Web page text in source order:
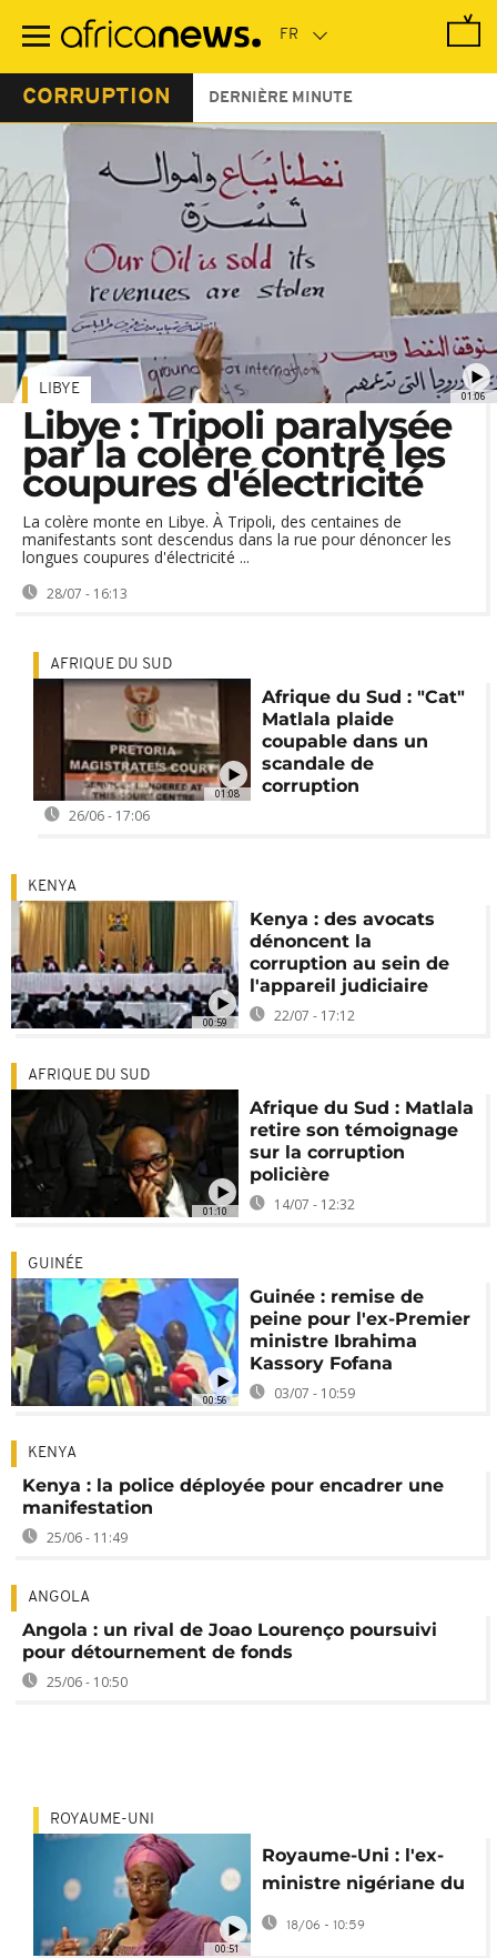
contenu
CORRUPTION DERNIÈRE MINUTE
01:06
LIBYE
Libye : Tripoli paralysée
par la colère contre les
coupures d'électricité
La colère monte en Libye. À Tripoli, des centaines de
manifestants sont descendus dans la rue pour dénoncer les
longues coupures d'électricité ...
28/07 - 16:13
01:08
AFRIQUE DU SUD
Afrique du Sud : "Cat"
Matlala plaide
coupable dans un
scandale de
corruption
26/06 - 17:06
00:59
KENYA
Kenya : des avocats
dénoncent la
corruption au sein de
l'appareil judiciaire
22/07 - 17:12
01:10
AFRIQUE DU SUD
Afrique du Sud : Matlala
retire son témoignage
sur la corruption
policière
14/07 - 12:32
00:56
GUINÉE
Guinée : remise de
peine pour l'ex-Premier
ministre Ibrahima
Kassory Fofana
03/07 - 10:59
KENYA
Kenya : la police déployée pour encadrer une
manifestation
25/06 - 11:49
ANGOLA
Angola : un rival de Joao Lourenço poursuivi
pour détournement de fonds
25/06 - 10:50
00:51
ROYAUME-UNI
Royaume-Uni : l'ex-
ministre nigériane du
Pétrole Diezani Alison-
Madueke acquittée
18/06 - 10:59